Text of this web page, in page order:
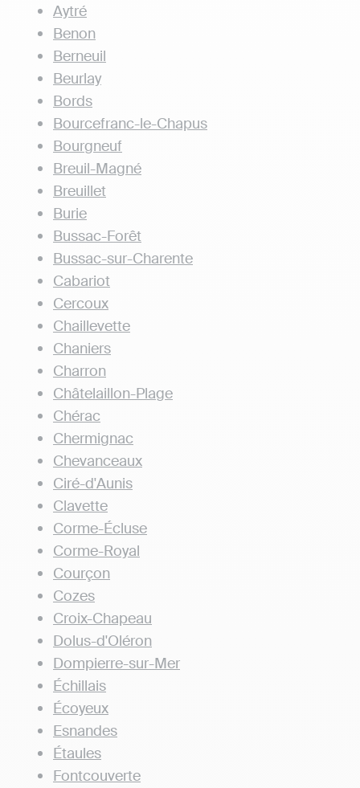
Aytré
Benon
Berneuil
Beurlay
Bords
Bourcefranc-le-Chapus
Bourgneuf
Breuil-Magné
Breuillet
Burie
Bussac-Forêt
Bussac-sur-Charente
Cabariot
Cercoux
Chaillevette
Chaniers
Charron
Châtelaillon-Plage
Chérac
Chermignac
Chevanceaux
Ciré-d'Aunis
Clavette
Corme-Écluse
Corme-Royal
Courçon
Cozes
Croix-Chapeau
Dolus-d'Oléron
Dompierre-sur-Mer
Échillais
Écoyeux
Esnandes
Étaules
Fontcouverte